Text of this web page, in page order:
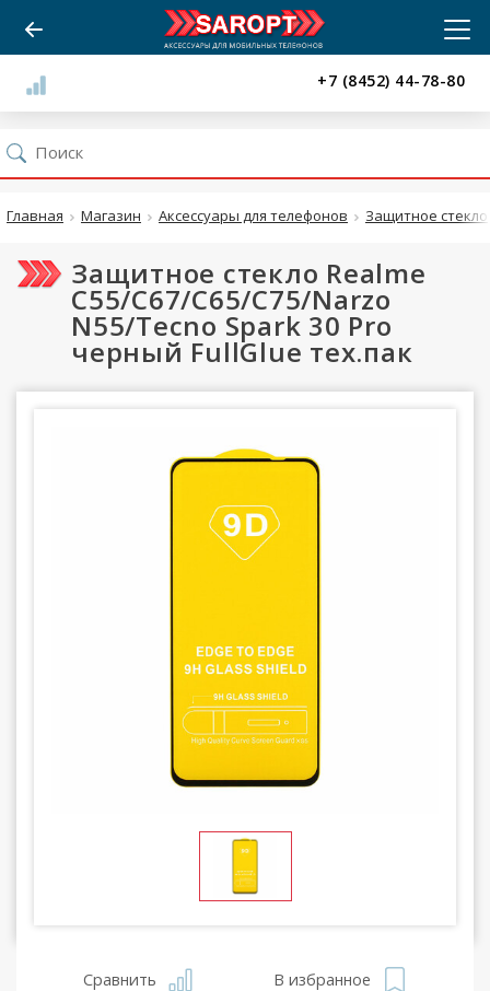
+7 (8452) 44-78-80
Главная Магазин Аксессуары для телефонов Защитное стекло
Защитное стекло Realme
C55/C67/C65/C75/Narzo
N55/Tecno Spark 30 Pro
черный FullGlue тех.пак
Сравнить В избранное